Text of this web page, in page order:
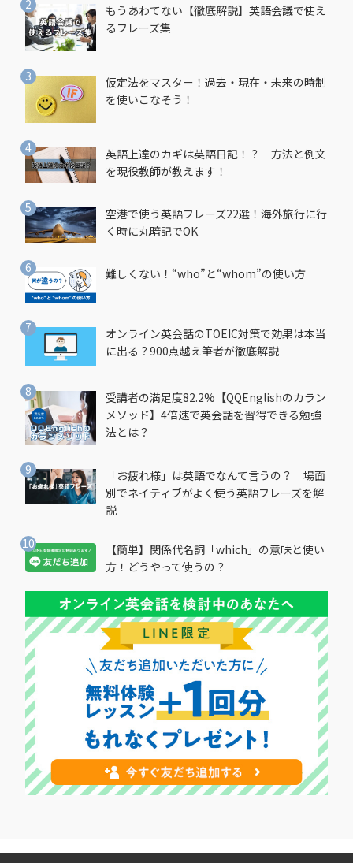
もうあわてない【徹底解説】英語会議で使え
るフレーズ集
仮定法をマスター！過去・現在・未来の時制
を使いこなそう！
英語上達のカギは英語日記！？ 方法と例文
を現役教師が教えます！
空港で使う英語フレーズ22選！海外旅行に行
く時に丸暗記でOK
難しくない！“who”と“whom”の使い方
オンライン英会話のTOEIC対策で効果は本当
に出る？900点越え筆者が徹底解説
受講者の満足度82.2%【QQEnglishのカラン
メソッド】4倍速で英会話を習得できる勉強
法とは？
「お疲れ様」は英語でなんて言うの？ 場面
別でネイティブがよく使う英語フレーズを解
説
【簡単】関係代名詞「which」の意味と使い
方！どうやって使うの？